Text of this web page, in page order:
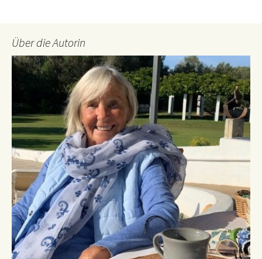
Über die Autorin